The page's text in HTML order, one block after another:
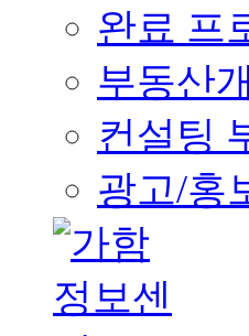
완료 프
부동산
컨설팅
광고/홍